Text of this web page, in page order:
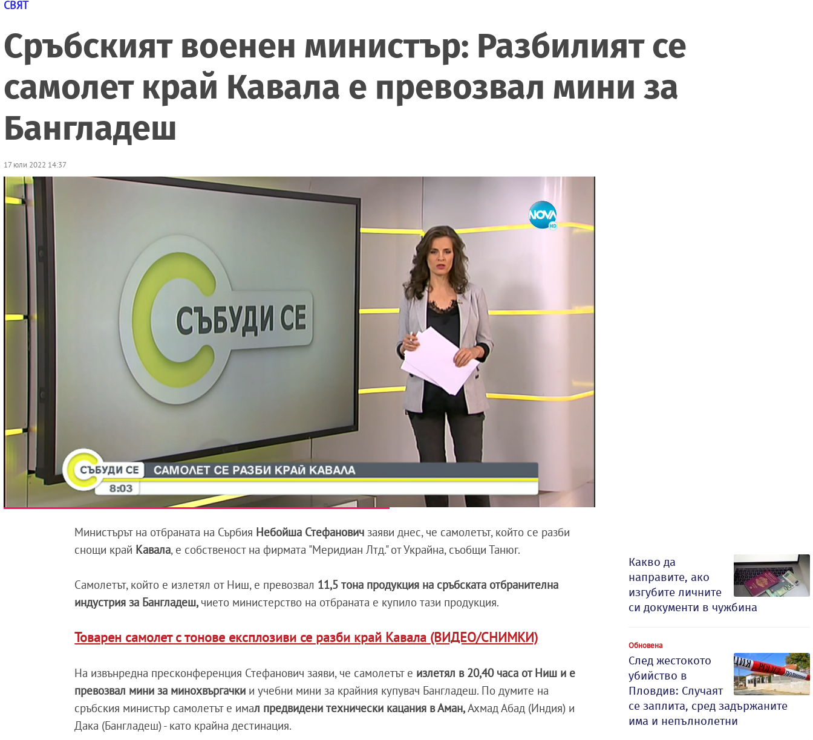
СВЯТ
Сръбският военен министър: Разбилият се
самолет край Кавала е превозвал мини за
Бангладеш
17 юли 2022 14:37
Министърът на отбраната на Сърбия Небойша Стефанович заяви днес, че самолетът, който се разби
снощи край Кавала, е собственост на фирмата "Меридиан Лтд." от Украйна, съобщи Танюг.
Самолетът, който е излетял от Ниш, е превозвал 11,5 тона продукция на сръбската отбранителна
индустрия за Бангладеш, чието министерство на отбраната е купило тази продукция.
Товарен самолет с тонове експлозиви се разби край Кавала (ВИДЕО/СНИМКИ)
На извънредна пресконференция Стефанович заяви, че самолетът е излетял в 20,40 часа от Ниш и е
превозвал мини за минохвъргачки и учебни мини за крайния купувач Бангладеш. По думите на
сръбския министър самолетът е имал предвидени технически кацания в Аман,Ахмад Абад (Индия) и
Дака (Бангладеш) - като крайна дестинация.
Какво да
направите, ако
изгубите личните
си документи в чужбина
Обновена
След жестокото
убийство в
Пловдив: Случаят
се заплита, сред задържаните
има и непълнолетни